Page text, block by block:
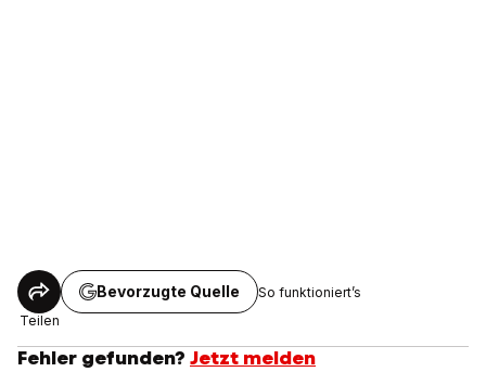
Teilen
Bevorzugte Quelle So funktioniert’s
Fehler gefunden? Jetzt melden